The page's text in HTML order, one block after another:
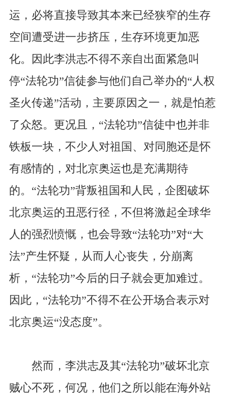
运，必将直接导致其本来已经狭窄的生存
空间遭受进一步挤压，生存环境更加恶
化。因此李洪志不得不亲自出面紧急叫
停“法轮功”信徒参与他们自己举办的“人权
圣火传递”活动，主要原因之一，就是怕惹
了众怒。更况且，“法轮功”信徒中也并非
铁板一块，不少人对祖国、对同胞还是怀
有感情的，对北京奥运也是充满期待
的。“法轮功”背叛祖国和人民，企图破坏
北京奥运的丑恶行径，不但将激起全球华
人的强烈愤慨，也会导致“法轮功”对“大
法”产生怀疑，从而人心丧失，分崩离
析，“法轮功”今后的日子就会更加难过。
因此，“法轮功”不得不在公开场合表示对
北京奥运“没态度”。
然而，李洪志及其“法轮功”破坏北京
贼心不死，何况，他们之所以能在海外站